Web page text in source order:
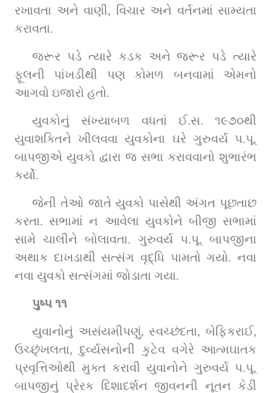
રખાવતા અને વાણી, વિચાર અને વર્તનમાં સામ્યતા
કરાવતા.
જરૂર પડે ત્યારે કડક અને જરૂર પડે ત્યારે
ફૂલની પાંખડીથી પણ કોમળ બનવામાં એમનો
આગવો ઇજારો હતો.
યુવકોનું સંખ્યાબળ વધતાં ઈ.સ. ૧૯૭૦થી
યુવાશક્તિને ખીલવવા યુવકોના ઘરે ગુરુવર્ય પ.પૂ.
બાપજીએ યુવકો દ્વારા જ સભા કરાવવાનો શુભારંભ
કર્યો.
જેની તેઓ જાતે યુવકો પાસેથી અંગત પૂછતાછ
કરતા. સભામાં ન આવેલા યુવકોને બીજી સભામાં
સામે ચાલીને બોલાવતા. ગુરુવર્ય પ.પૂ. બાપજીના
અથાક દાખડાથી સત્સંગ વૃદ્ધિ પામતો ગયો. નવા
નવા યુવકો સત્સંગમાં જોડાતા ગયા.
પુષ્પ ૧૧
યુવાનોનું અસંયમીપણું, સ્વચ્છંદતા, બેફિકરાઈ,
ઉચ્છૃંખલતા, દુર્વ્યસનોની કુટેવ વગેરે આત્મઘાતક
પ્રવૃત્તિઓથી મુક્ત કરાવી યુવાનોને ગુરુવર્ય પ.પૂ.
બાપજીનું પ્રેરક દિશાદર્શન જીવનની નૂતન કેડી